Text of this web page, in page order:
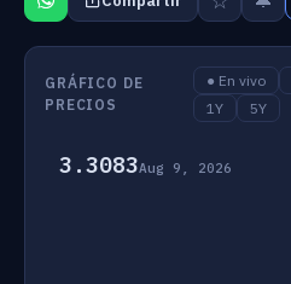
GRÁFICO DE
PRECIOS
● En vivo
1Y
5Y
3.3083Aug 9, 2026